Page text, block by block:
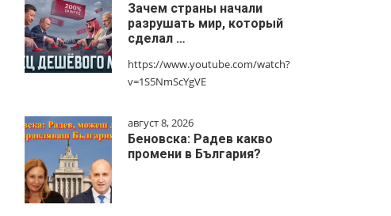
Зачем страны начали
разрушать мир, который
сделал …
https://www.youtube.com/watch?
v=1S5NmScYgVE
август 8, 2026
Беновска: Радев какво
промени в България?